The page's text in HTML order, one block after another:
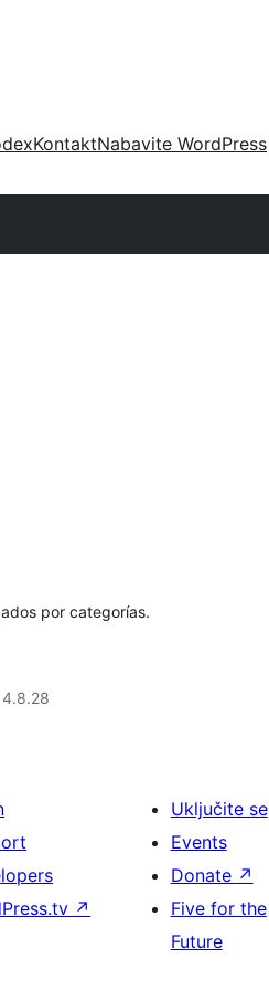
KontaktNabavite WordPress
por categorías.
↗
Uključite se
Events
Donate ↗
Five for the
Future